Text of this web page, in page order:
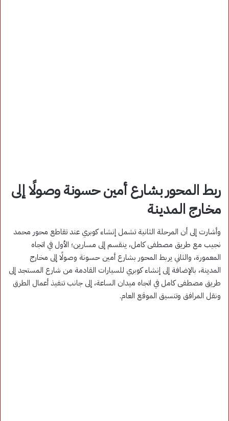
ربط المحور بشارع أمين حسونة وصولًا إلى
مخارج المدينة
وأشارت إلى أن المرحلة الثانية تشمل إنشاء كوبري عند تقاطع محور محمد
نجيب مع طريق مصطفى كامل، ينقسم إلى مسارين؛ الأول في اتجاه
المعمورة، والثاني يربط المحور بشارع أمين حسونة وصولًا إلى مخارج
المدينة، بالإضافة إلى إنشاء كوبري للسيارات القادمة من شارع المستجد إلى
طريق مصطفى كامل في اتجاه ميدان الساعة، إلى جانب تنفيذ أعمال الطرق
ونقل المرافق وتنسيق الموقع العام.